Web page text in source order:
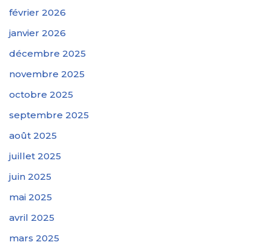
février 2026
janvier 2026
décembre 2025
novembre 2025
octobre 2025
septembre 2025
août 2025
juillet 2025
juin 2025
mai 2025
avril 2025
mars 2025